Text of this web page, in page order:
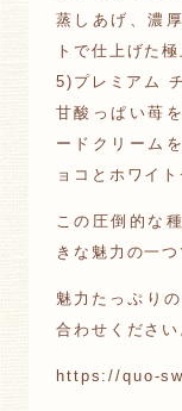
蒸しあげ、濃
トで仕上げた
5)プレミアム
甘酸っぱい苺
ードクリーム
ョコとホワイ
この圧倒的な
きな魅力の一つ
魅力たっぷり
合わせください
https://quo-